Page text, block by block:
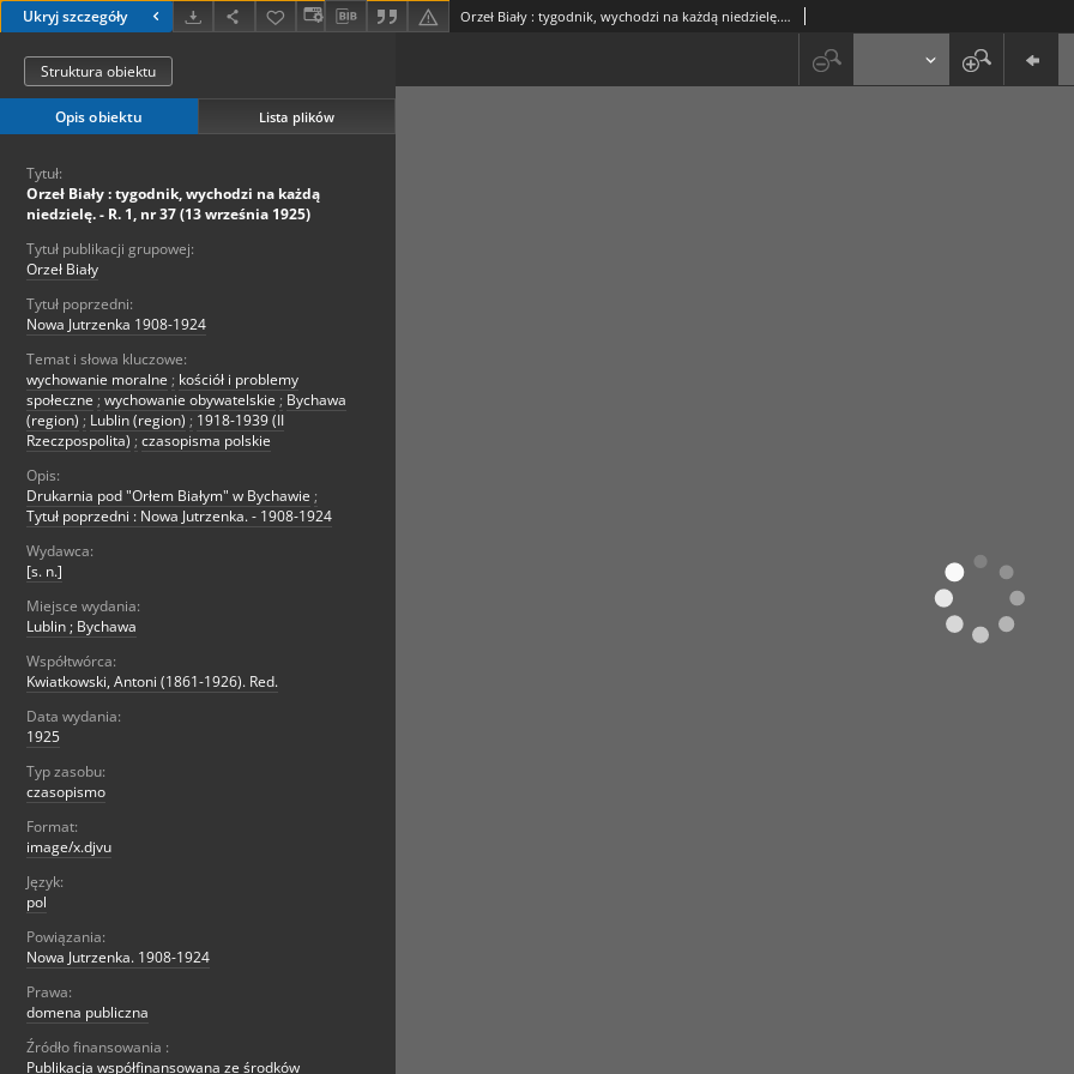
Ukryj szczegóły Orzeł Biały : tygodnik, wychodzi na każdą niedzielę. - R. 1, nr 37 (13 września 1925)
Struktura obiektu
Opis obiektu Lista plików
Tytuł:
Orzeł Biały : tygodnik, wychodzi na każdą
niedzielę. - R. 1, nr 37 (13 września 1925)
Tytuł publikacji grupowej:
Orzeł Biały
Tytuł poprzedni:
Nowa Jutrzenka 1908-1924
Temat i słowa kluczowe:
wychowanie moralne ; kościół i problemy
społeczne ; wychowanie obywatelskie ; Bychawa
(region) ; Lublin (region) ; 1918-1939 (II
Rzeczpospolita) ; czasopisma polskie
Opis:
Drukarnia pod "Orłem Białym" w Bychawie ;
Tytuł poprzedni : Nowa Jutrzenka. - 1908-1924
Wydawca:
[s. n.]
Miejsce wydania:
Lublin ; Bychawa
Współtwórca:
Kwiatkowski, Antoni (1861-1926). Red.
Data wydania:
1925
Typ zasobu:
czasopismo
Format:
image/x.djvu
Język:
pol
Powiązania:
Nowa Jutrzenka. 1908-1924
Prawa:
domena publiczna
Źródło finansowania :
Publikacja współfinansowana ze środków